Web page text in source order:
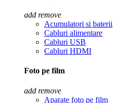
add remove
Acumulatori si baterii
Cabluri alimentare
Cabluri USB
Cabluri HDMI
Foto pe film
add remove
Aparate foto pe film